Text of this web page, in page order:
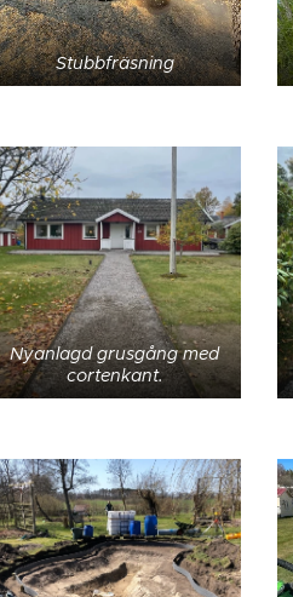
Stubbfräsning
Nyanlagd grusgång med
cortenkant.